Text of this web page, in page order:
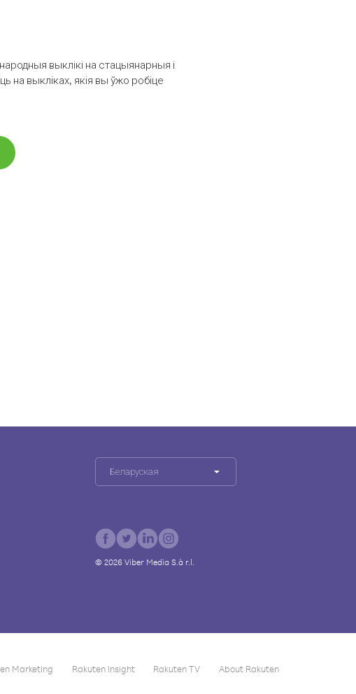
выклікі на стацыянарныя і
на выкліках, якія вы ўжо робіце
Беларуская
© 2026 Viber Media S.à r.l.
Marketing Rakuten Insight Rakuten TV About Rakuten